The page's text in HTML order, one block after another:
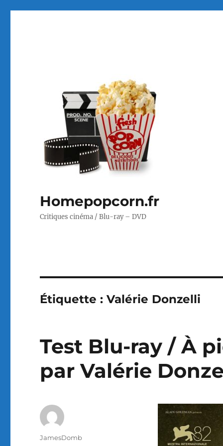
Homepopcorn.fr
Critiques cinéma / Blu-ray – DVD
Étiquette :Valérie Donzelli
Test Blu-ray / À
par Valérie
Auteur
JamesDomb